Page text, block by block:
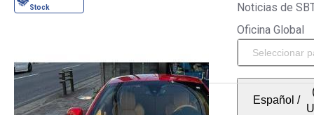
Noticias de
Oficina Global
Español /